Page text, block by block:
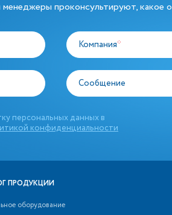
проконсультируют, какое
Компания*
Сообщение
персональных данных в
конфиденциальности
ПРОДУКЦИИ
оборудование